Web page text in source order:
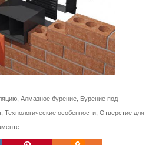
Алмазное бурение Бурение под
Технологические особенности Отверстие для